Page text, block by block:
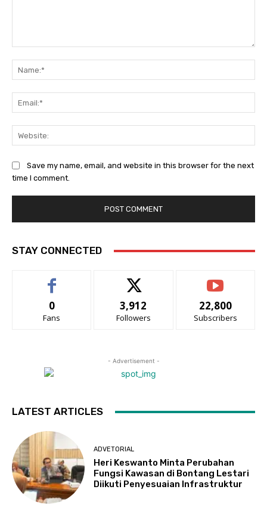
Save my name, email, and website in this browser for the next
time I comment.
STAY CONNECTED
0
Fans
3,912
Followers
22,800
Subscribers
- Advertisement -
LATEST ARTICLES
ADVETORIAL
Heri Keswanto Minta Perubahan
Fungsi Kawasan di Bontang Lestari
Diikuti Penyesuaian Infrastruktur